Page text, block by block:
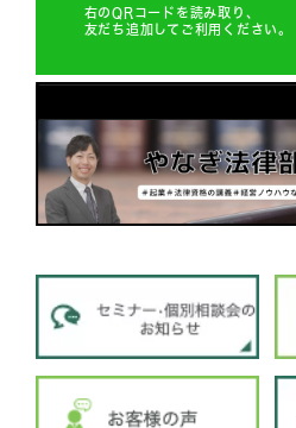
右のQRコードを読み取り、
友だち追加してご利用ください。